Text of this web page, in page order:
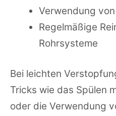
Verwendung
Regelmäßige
Rohrsysteme
Bei leichten
Tricks wie das Spülen
oder die Verwendung